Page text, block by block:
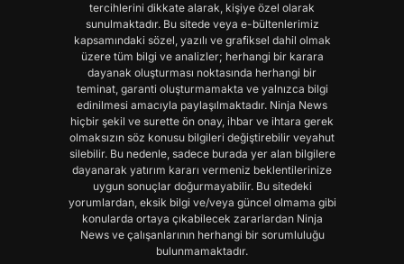
tercihlerini dikkate alarak, kişiye özel olarak
sunulmaktadır. Bu sitede veya e-bültenlerimiz
kapsamındaki sözel, yazılı ve grafiksel dahil olmak
üzere tüm bilgi ve analizler; herhangi bir karara
dayanak oluşturması noktasında herhangi bir
teminat, garanti oluşturmamakta ve yalnızca bilgi
edinilmesi amacıyla paylaşılmaktadır. Ninja News
hiçbir şekil ve surette ön onay, ihbar ve ihtara gerek
olmaksızın söz konusu bilgileri değiştirebilir veyahut
silebilir. Bu nedenle, sadece burada yer alan bilgilere
dayanarak yatırım kararı vermeniz beklentilerinize
uygun sonuçlar doğurmayabilir. Bu sitedeki
yorumlardan, eksik bilgi ve/veya güncel olmama gibi
konularda ortaya çıkabilecek zararlardan Ninja
News ve çalışanlarının herhangi bir sorumluluğu
bulunmamaktadır.